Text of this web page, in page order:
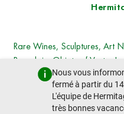
Nous vous
fermé à partir du
L'équipe de
très bonnes
Rare Wines, Sculptures, Art
Porcelain, Objets of Vertu,
Fashion
mardi 26 mars 2024 - 14:30
lot précédent